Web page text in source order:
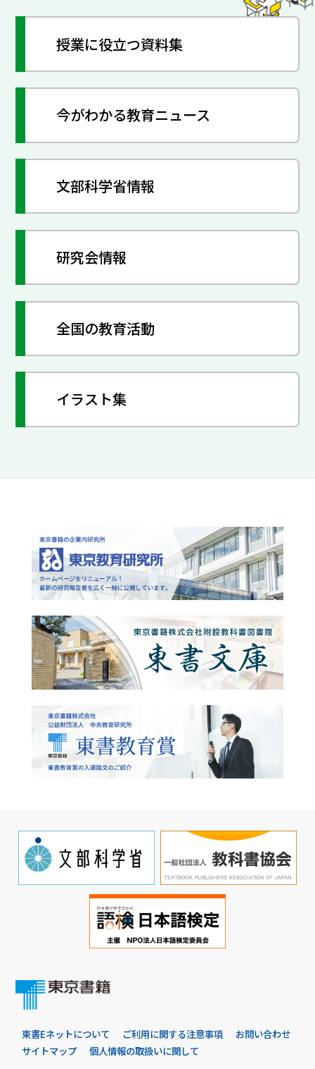
授業に役立つ資料集
今がわかる教育ニュース
文部科学省情報
研究会情報
全国の教育活動
イラスト集
東書Eネットについて ご利用に関する注意事項
お問い合わせ
サイトマップ
個人情報の取扱いに関して